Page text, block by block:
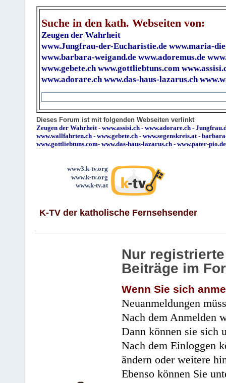
Suche in den kath. Webseiten von:
Zeugen der Wahrheit
www.Jungfrau-der-Eucharistie.de www.maria-
www.barbara-weigand.de www.adoremus.de
www.gebete.ch www.gottliebtuns.com
www.adorare.ch www.das-haus-lazarus.ch
Dieses Forum ist mit folgenden Webseiten verlinkt
Zeugen der Wahrheit- www.assisi.ch - www.adorare.ch -
www.wallfahrten.ch - www.gebete.ch - www.segenskreis.at-
www.gottliebtuns.com- www.das-haus-lazarus.ch - www.pater-pio.de
www3.k-tv.org
www.k-tv.org
www.k-tv.at
K-TV der katholische Fernsehsender
Nur
Beiträge im
Wenn Sie sich
Neuanmeldungen
Nach dem Anmelden
Dann können sie sich
Nach dem Einloggen
ändern oder weitere
Ebenso können Sie